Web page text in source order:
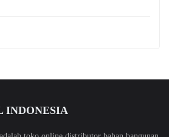
INDONESIA